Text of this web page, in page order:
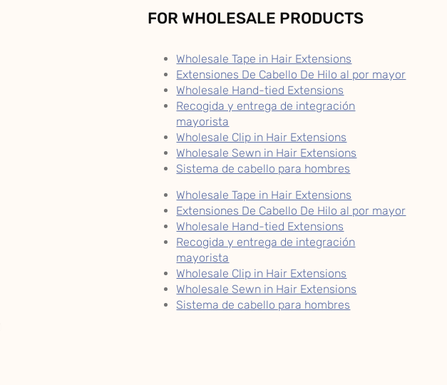
FOR WHOLESALE PRODUCTS
Wholesale Tape in Hair Extensions
Extensiones De Cabello De Hilo al por mayor
Wholesale Hand-tied Extensions
Recogida y entrega de integración
mayorista
Wholesale Clip in Hair Extensions
Wholesale Sewn in Hair Extensions
Sistema de cabello para hombres
Wholesale Tape in Hair Extensions
Extensiones De Cabello De Hilo al por mayor
Wholesale Hand-tied Extensions
Recogida y entrega de integración
mayorista
Wholesale Clip in Hair Extensions
Wholesale Sewn in Hair Extensions
Sistema de cabello para hombres